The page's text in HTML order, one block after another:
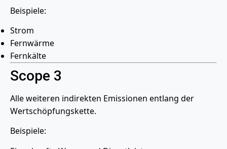
Beispiele:
Strom
Fernwärme
Fernkälte
Scope 3
Alle weiteren indirekten Emissionen entlang der
Wertschöpfungskette.
Beispiele: